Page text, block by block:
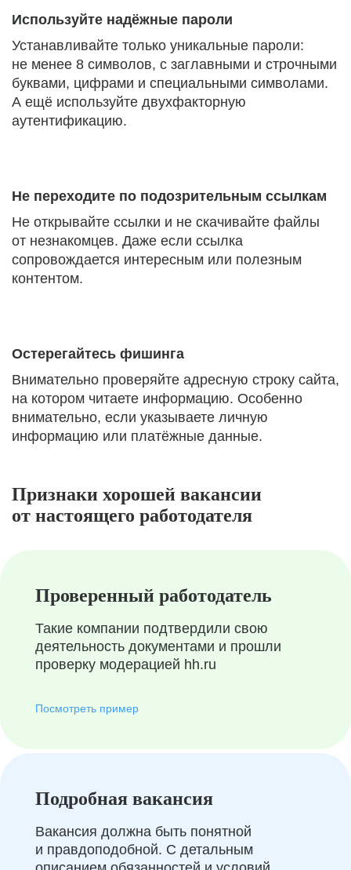
Используйте надёжные пароли
Устанавливайте только уникальные пароли:
не менее 8 символов, с заглавными и строчными
буквами, цифрами и специальными символами.
А ещё используйте двухфакторную
аутентификацию.
Не переходите по подозрительным ссылкам
Не открывайте ссылки и не скачивайте файлы
от незнакомцев. Даже если ссылка
сопровождается интересным или полезным
контентом.
Остерегайтесь фишинга
Внимательно проверяйте адресную строку сайта,
на котором читаете информацию. Особенно
внимательно, если указываете личную
информацию или платёжные данные.
Признаки хорошей вакансии
от настоящего работодателя
Проверенный работодатель
Такие компании подтвердили свою
деятельность документами и прошли
проверку модерацией hh.ru
Посмотреть пример
Подробная вакансия
Вакансия должна быть понятной
и правдоподобной. С детальным